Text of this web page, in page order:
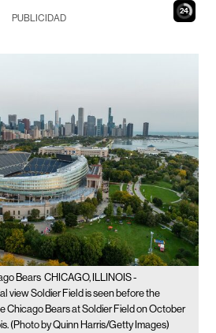
23
PUBLICIDAD
Bears CHICAGO, ILLINOIS -
view Soldier Field is seen before the
Chicago Bears at Soldier Field on October
(Photo by Quinn Harris/Getty Images)